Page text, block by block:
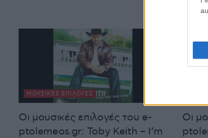
ΜΟΥΣΙΚΈΣ ΕΠΙΛΟΓΈΣ
Οι μουσικές επιλογές του e-
ptolemeos.gr: Toby Keith – I’m
Οι